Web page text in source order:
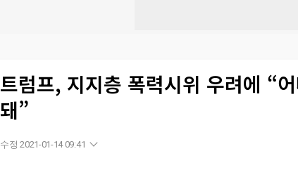
트럼프, 지지층 폭력시위 우려에 “
돼”
수정 2021-01-14 09:41